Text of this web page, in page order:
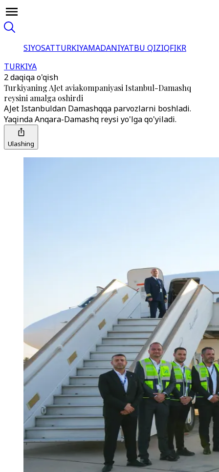
SIYOSATTURKIYAMADANIYATBU QIZIQFIKR
TURKIYA
2 daqiqa o'qish
Turkiyaning AJet aviakompaniyasi Istanbul-Damashq
reysini amalga oshirdi
AJet Istanbuldan Damashqqa parvozlarni boshladi.
Yaqinda Anqara-Damashq reysi yo'lga qo'yiladi.
Ulashing